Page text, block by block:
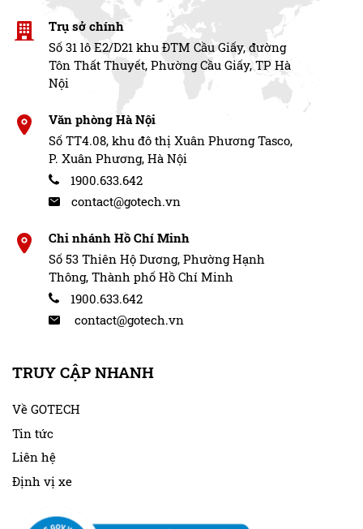
Trụ sở chính
Số 31 lô E2/D21 khu ĐTM Cầu Giấy, đường
Tôn Thất Thuyết, Phường Cầu Giấy, TP Hà
Nội
Văn phòng Hà Nội
Số TT4.08, khu đô thị Xuân Phương Tasco,
P. Xuân Phương, Hà Nội
1900.633.642
contact@gotech.vn
Chi nhánh Hồ Chí Minh
Số 53 Thiên Hộ Dương, Phường Hạnh
Thông, Thành phố Hồ Chí Minh
1900.633.642
contact@gotech.vn
TRUY CẬP NHANH
Về GOTECH
Tin tức
Liên hệ
Định vị xe